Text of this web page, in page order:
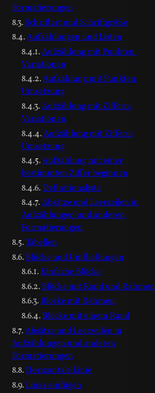
Formatierungen
Schriftart und Schriftgröße
Aufzählungen und Listen
Aufzählung mit Punkten:
Variationen
Aufzählung mit Punkten:
Umsetzung
Aufzählung mit Ziffern:
Variationen
Aufzählung mit Ziffern:
Umsetzung
Aufzählung mit einer
bestimmten Ziffer beginnen
Definitionsliste
Absätze und Leerzeilen in
Aufzählungen und anderen
Formatierungen
Tabellen
Blöcke und Umfließungen
Einfache Blöcke
Blöcke mit Rand und Rahmen
Blöcke mit Rahmen
Blöcke mit einem Rand
Absätze und Leerzeilen in
Aufzählungen und anderen
Formatierungen
Horizontale Linie
Links einfügen